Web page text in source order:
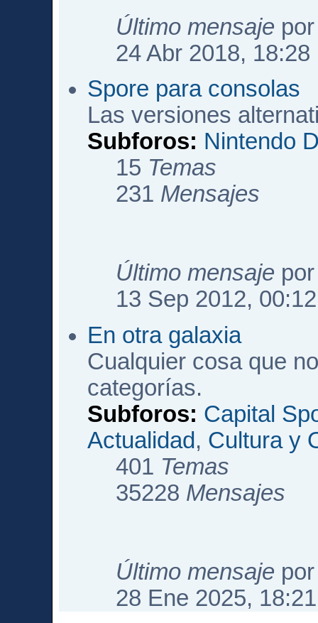
Último mensaje
24 Abr 2018, 18:28
Spore para consolas
Las versiones
Subforos: Nintendo
15 Temas
231 Mensajes
Último mensaje
13 Sep 2012, 00:12
En otra galaxia
Cualquier cosa que
categorías.
Subforos: Capital
Actualidad, Cultura y
401 Temas
35228 Mensajes
Último mensaje
28 Ene 2025, 18:21